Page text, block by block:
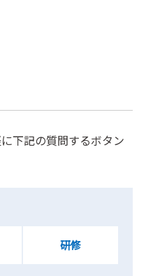
下記の質問するボタン
研修